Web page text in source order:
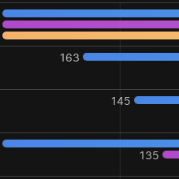
163
145
135